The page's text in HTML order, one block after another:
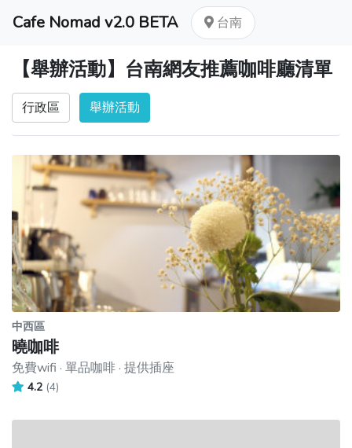
Cafe Nomad v2.0 BETA 台南
【舉辦活動】台南網友推薦咖啡廳清單
行政區 舉辦活動
中西區
曉咖啡
免費wifi · 單品咖啡 · 提供插座
4.2 (4)